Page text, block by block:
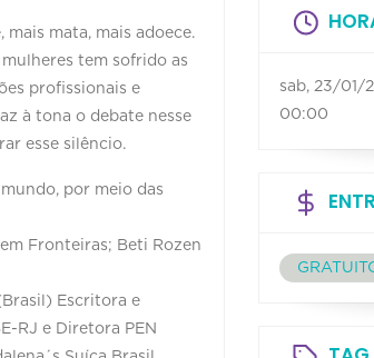
mata, mais adoece.
tem sofrido as
profissionais e
à tona o debate nesse
esse silêncio.
por meio das
Fronteiras; Beti Rozen
Escritora e
RJ e Diretora PEN
sab, 23/01/
00:00